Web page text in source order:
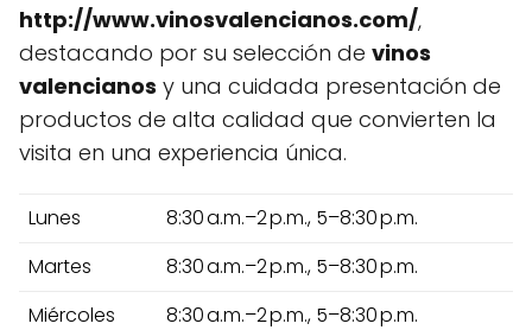
http://www.vinosvalencianos.com/,
destacando por su selección de vinos
valencianos y una cuidada presentación de
productos de alta calidad que convierten la
visita en una experiencia única.
Lunes
8:30 a.m.–2 p.m., 5–8:30 p.m.
Martes
8:30 a.m.–2 p.m., 5–8:30 p.m.
Miércoles
8:30 a.m.–2 p.m., 5–8:30 p.m.